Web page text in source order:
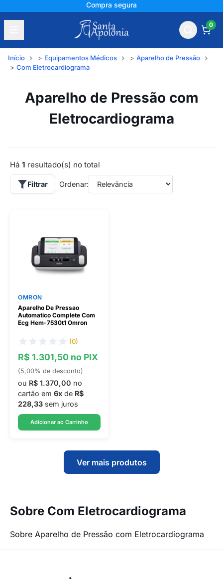
Compra segura
0
Início Equipamentos Médicos
Aparelho de Pressão
Com Eletrocardiograma
Aparelho de Pressão com
Eletrocardiograma
Há 1 resultado(s) no total
Filtrar Ordenar:
OMRON
Aparelho De Pressao
Automatico Complete Com
Ecg Hem-7530t1 Omron
(0)
R$ 1.301,50 no PIX
(5,00% de desconto)
ou R$ 1.370,00 no
cartão em 6x de R$
228,33 sem juros
Adicionar ao Carrinho
Ver mais produtos
Sobre Com Eletrocardiograma
Sobre Aparelho de Pressão com Eletrocardiograma